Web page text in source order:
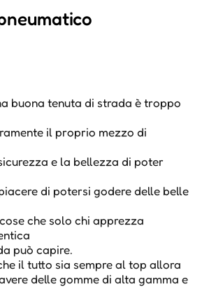
buona tenuta di strada è troppo
il proprio mezzo di
e la bellezza di poter
di potersi godere delle belle
che solo chi apprezza
può capire.
il tutto sia sempre al top allora
delle gomme di alta gamma e